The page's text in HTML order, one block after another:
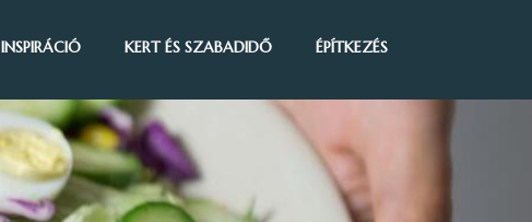
KERT ÉS SZABADIDŐ ÉPÍTKEZÉS